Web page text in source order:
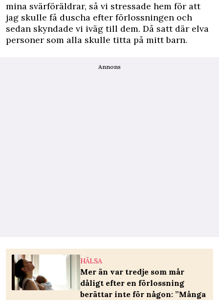
mina svärföräldrar, så vi stressade hem för att
jag skulle få duscha efter förlossningen och
sedan skyndade vi iväg till dem. Då satt där elva
personer som alla skulle titta på mitt barn.
Annons
HÄLSA
Mer än var tredje som mår
dåligt efter en förlossning
berättar inte för någon: ”Många